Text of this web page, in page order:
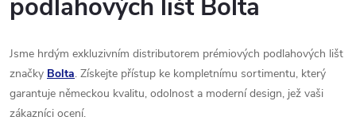
podlahových lišt Bolta
Jsme hrdým exkluzivním distributorem prémiových podlahových lišt
značky Bolta. Získejte přístup ke kompletnímu sortimentu, který
garantuje německou kvalitu, odolnost a moderní design, jež vaši
zákazníci ocení.